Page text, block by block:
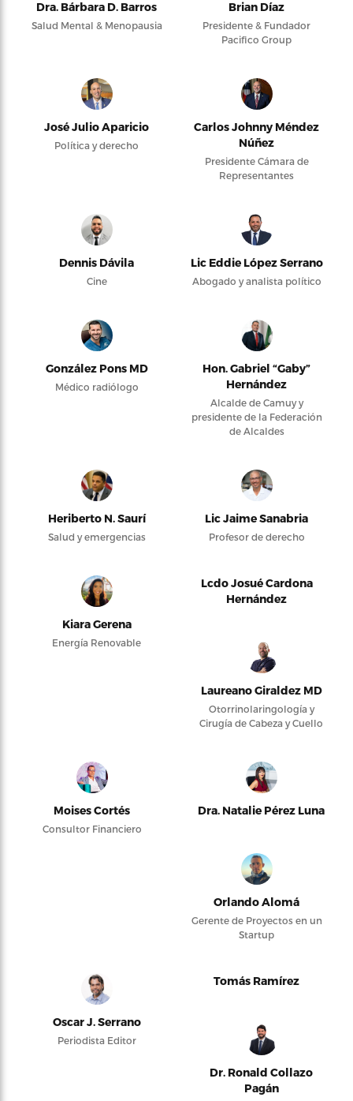
Dra. Bárbara D. Barros
Salud Mental & Menopausia
Brian Díaz
Presidente & Fundador
Pacifico Group
José Julio Aparicio
Política y derecho
Carlos Johnny Méndez
Núñez
Presidente Cámara de
Representantes
Dennis Dávila
Cine
Lic Eddie López Serrano
Abogado y analista político
González Pons MD
Médico radiólogo
Hon. Gabriel “Gaby”
Hernández
Alcalde de Camuy y
presidente de la Federación
de Alcaldes
Heriberto N. Saurí
Salud y emergencias
Lic Jaime Sanabria
Profesor de derecho
Kiara Gerena
Energía Renovable
Lcdo Josué Cardona
Hernández
Laureano Giraldez MD
Otorrinolaringología y
Cirugía de Cabeza y Cuello
Moises Cortés
Consultor Financiero
Dra. Natalie Pérez Luna
Orlando Alomá
Gerente de Proyectos en un
Startup
Oscar J. Serrano
Periodista Editor
Tomás Ramírez
Dr. Ronald Collazo
Pagán